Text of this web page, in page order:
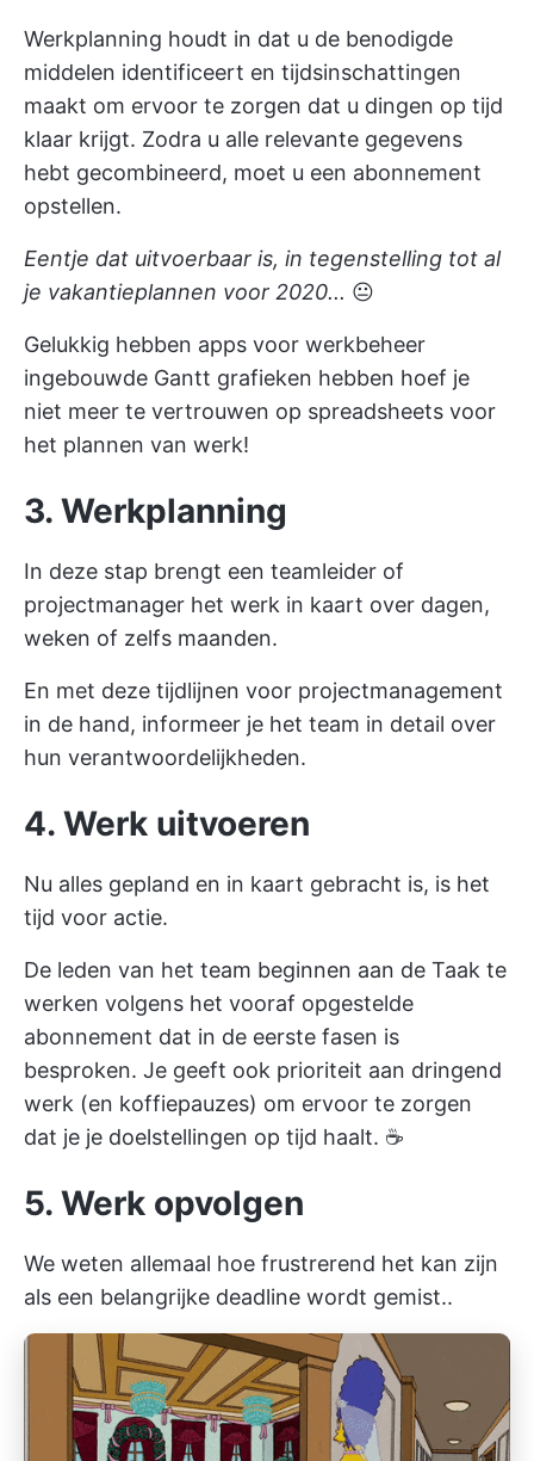
Werkplanning houdt in dat u de benodigde
middelen identificeert en tijdsinschattingen
maakt om ervoor te zorgen dat u dingen op tijd
klaar krijgt. Zodra u alle relevante gegevens
hebt gecombineerd, moet u een abonnement
opstellen.
Eentje dat uitvoerbaar is, in tegenstelling tot al
je vakantieplannen voor 2020... 😐
Gelukkig hebben apps voor werkbeheer
ingebouwde Gantt grafieken hebben hoef je
niet meer te vertrouwen op spreadsheets voor
het plannen van werk!
3. Werkplanning
In deze stap brengt een teamleider of
projectmanager het werk in kaart over dagen,
weken of zelfs maanden.
En met deze tijdlijnen voor projectmanagement
in de hand, informeer je het team in detail over
hun verantwoordelijkheden.
4. Werk uitvoeren
Nu alles gepland en in kaart gebracht is, is het
tijd voor actie.
De leden van het team beginnen aan de Taak te
werken volgens het vooraf opgestelde
abonnement dat in de eerste fasen is
besproken. Je geeft ook prioriteit aan dringend
werk (en koffiepauzes) om ervoor te zorgen
dat je je doelstellingen op tijd haalt. ☕
5. Werk opvolgen
We weten allemaal hoe frustrerend het kan zijn
als een belangrijke deadline wordt gemist..